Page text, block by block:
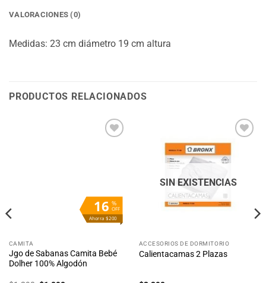
VALORACIONES (0)
Medidas: 23 cm diámetro 19 cm altura
PRODUCTOS RELACIONADOS
%
OFF
16
Ahorra $200
CAMITA
Jgo de Sabanas Camita Bebé
Dolher 100% Algodón
Añadir
deseos
SIN EXISTENCIAS
ACCESORIOS DE DORMITORIO
Calientacamas 2 Plazas